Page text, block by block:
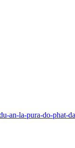
an-la-pura-do-phat-